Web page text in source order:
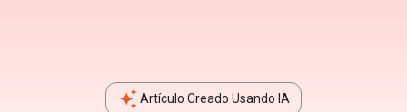
Artículo Creado Usando IA